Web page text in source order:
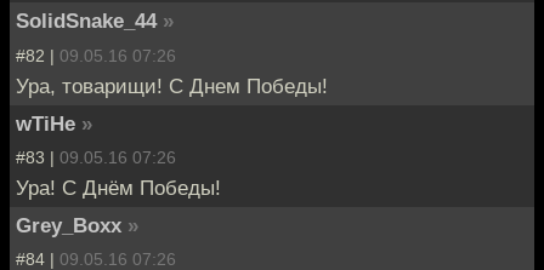
SolidSnake_44 »
#82 | 09.05.16 07:26
Ура, товарищи! С Днем Победы!
wTiHe »
#83 | 09.05.16 07:26
Ура! С Днём Победы!
Grey_Bоxx »
#84 | 09.05.16 07:26